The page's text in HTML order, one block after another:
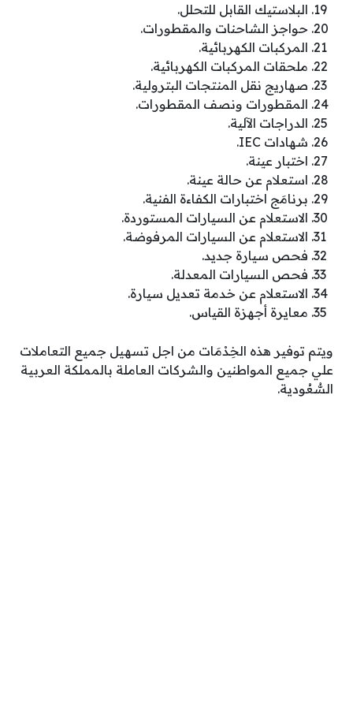
البلاستيك القابل للتحلل.
حواجز الشاحنات والمقطورات.
المركبات الكهربائية.
ملحقات المركبات الكهربائية.
صهاريج نقل المنتجات البترولية.
المقطورات ونصف المقطورات.
الدراجات الآلية.
شهادات IEC.
اختبار عينة.
استعلام عن حالة عينة.
برنامَج اختبارات الكفاءة الفنية.
الاستعلام عن السيارات المستوردة.
الاستعلام عن السيارات المرفوضة.
فحص سيارة جديد.
فحص السيارات المعدلة.
الاستعلام عن خدمة تعديل سيارة.
معايرة أجهزة القياس.
ويتم توفير هذه الخِدْمَات من اجل تسهيل جميع التعاملات
علي جميع المواطنين والشركات العاملة بالمملكة العربية
السُّعُودية.